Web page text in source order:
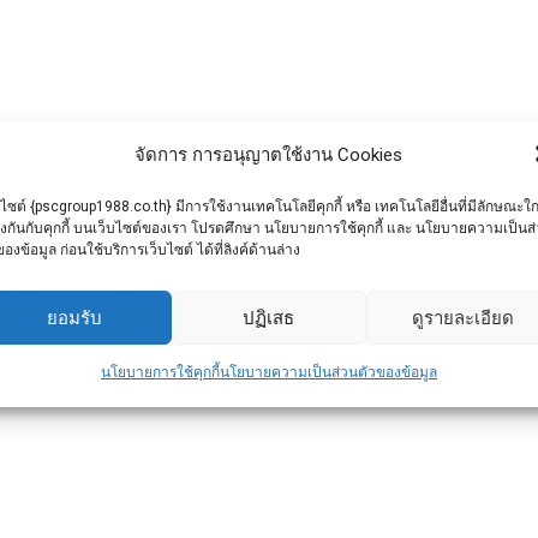
จัดการ การอนุญาตใช้งาน Cookies
ไซต์ {pscgroup1988.co.th} มีการใช้งานเทคโนโลยีคุกกี้ หรือ เทคโนโลยีอื่นที่มีลักษณะใ
งกันกับคุกกี้ บนเว็บไซต์ของเรา โปรดศึกษา นโยบายการใช้คุกกี้ และ นโยบายความเป็น
งข้อมูล ก่อนใช้บริการเว็บไซต์ ได้ที่ลิงค์ด้านล่าง
ยอมรับ ปฏิเสธ ดูรายละเอียด
นโยบายการใช้คุกกี้นโยบายความเป็นส่วนตัวของข้อมูล